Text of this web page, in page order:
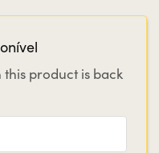
product is back